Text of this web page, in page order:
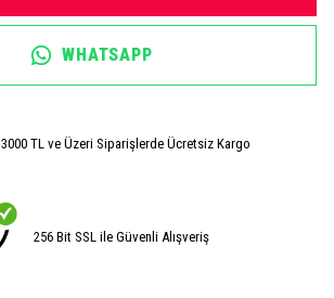
WHATSAPP
3000 TL ve Üzeri Siparişlerde Ücretsiz Kargo
256 Bit SSL ile Güvenli Alışveriş